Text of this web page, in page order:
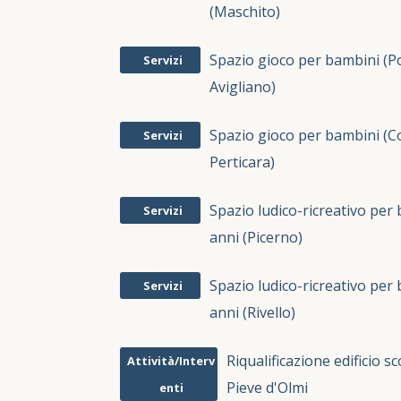
(Maschito)
Servizi
Spazio gioco per bambini
Avigliano)
Servizi
Spazio gioco per bambini
Perticara)
Servizi
Spazio ludico-ricreativo per
anni (Picerno)
Servizi
Spazio ludico-ricreativo per
anni (Rivello)
Attività/Interv
enti
Riqualificazione edificio
Pieve d'Olmi